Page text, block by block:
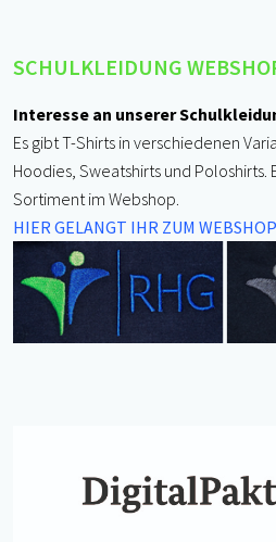
SCHULKLEIDUNG
Interesse an unserer
Es gibt T-Shirts in verschiedenen
Hoodies, Sweatshirts und
Sortiment im Webshop.
HIER GELANGT IHR ZUM WEBSHOP